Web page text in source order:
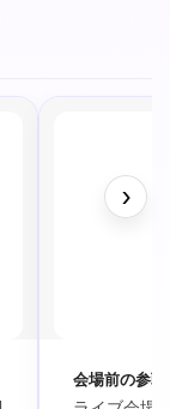
会場前の参戦
›